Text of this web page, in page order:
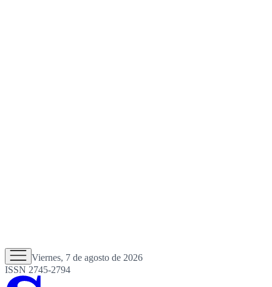
Viernes, 7 de agosto de 2026
ISSN 2745-2794